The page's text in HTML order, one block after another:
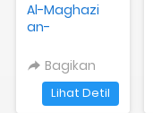
Al-Maghazi
an-
Bagikan
`
Lihat Detil